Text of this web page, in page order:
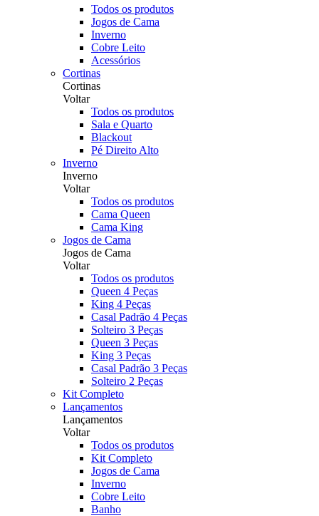
Todos os produtos
Jogos de Cama
Inverno
Cobre Leito
Acessórios
Cortinas
Cortinas
Voltar
Todos os produtos
Sala e Quarto
Blackout
Pé Direito Alto
Inverno
Inverno
Voltar
Todos os produtos
Cama Queen
Cama King
Jogos de Cama
Jogos de Cama
Voltar
Todos os produtos
Queen 4 Peças
King 4 Peças
Casal Padrão 4 Peças
Solteiro 3 Peças
Queen 3 Peças
King 3 Peças
Casal Padrão 3 Peças
Solteiro 2 Peças
Kit Completo
Lançamentos
Lançamentos
Voltar
Todos os produtos
Kit Completo
Jogos de Cama
Inverno
Cobre Leito
Banho